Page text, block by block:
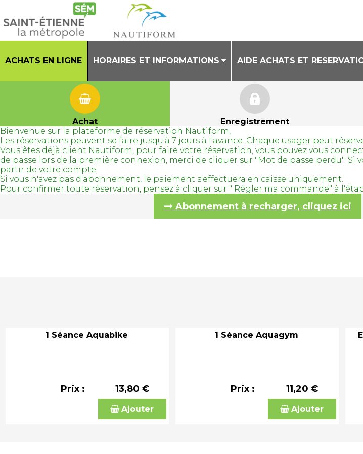
ACHATS EN LIGNE HORAIRES ET INFORMATIONS
PRESENTATION
HORAIRES CENTRE AQUATIQUE
REGLEMENT INTERIEUR
TENUES AUTORISEES
AIDE ACHATS ET
CONDITIONS GENERALES DE
AIDE ACHAT DE BILLETS EN
Achat Enregistrement
Bienvenue sur la plateforme de réservation Nautiform,
Les réservations peuvent se faire jusqu'à 7 jours à l'avance. Chaque usager peut
Vous êtes déjà client Nautiform, pour faire votre réservation, vous pouvez vous
de passe lors de la première connexion, merci de cliquer sur "Mot de passe perdu".
partir de votre compte.
Si vous n'avez pas d'abonnement, le paiement s'effectuera en caisse uniquement.
Pour confirmer toute réservation, pensez à cliquer sur " Régler ma commande" à
Abonnement à recharger, cliquez ici
1 Séance Aquabike
Prix : 13,80 €
Ajouter
1 Séance Aquagym
Prix : 11,20 €
Ajouter